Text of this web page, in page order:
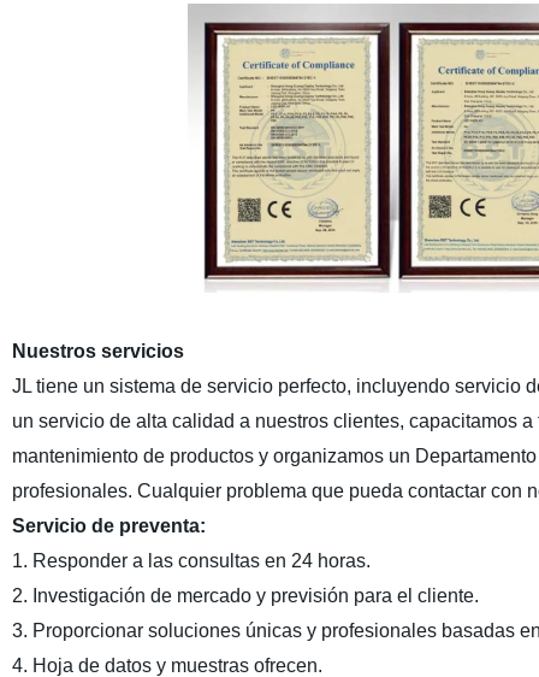
Nuestros servicios
JL tiene un sistema de servicio perfecto, incluyendo servicio
un servicio de alta calidad a nuestros clientes, capacitamos
mantenimiento de productos y organizamos un
profesionales. Cualquier problema que pueda contactar con
Servicio de preventa:
1. Responder a las consultas en 24 horas.
2. Investigación de mercado y previsión para el cliente.
3. Proporcionar soluciones únicas y profesionales basadas
4. Hoja de datos y muestras ofrecen.